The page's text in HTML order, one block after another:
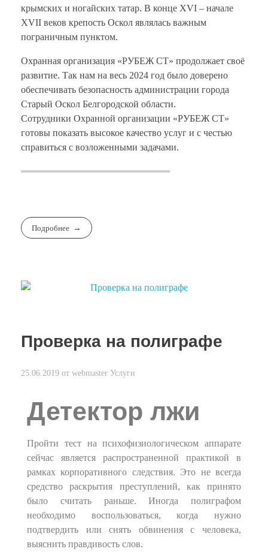
крымских и ногайских татар. В конце XVI – начале
XVII веков крепость Оскол являлась важным
пограничным пунктом.
Охранная организация «РУБЕЖ СТ» продолжает своё
развитие. Так нам на весь 2024 год было доверено
обеспечивать безопасность администрации города
Старый Оскол Белгородской области.
Сотрудники Охранной организации «РУБЕЖ СТ»
готовы показать высокое качество услуг и с честью
справиться с возложенными задачами.
Подробнее
Проверка на полиграфе
25.06.2019 от webmaster Услуги
Детектор лжи
Пройти тест на психофизиологическом аппарате
сейчас является распространенной практикой в
рамках корпоративного следствия. Это не всегда
средство раскрытия преступлений, как принято
было считать раньше. Иногда полиграфом
необходимо воспользоваться, когда нужно
подтвердить или снять обвинения с человека,
выяснить правдивость слов.